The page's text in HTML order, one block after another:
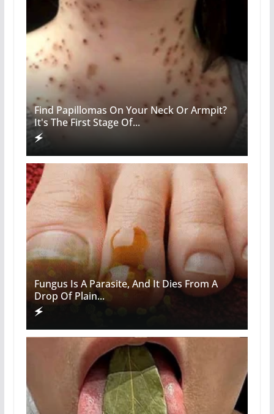
Find Papillomas On Your Neck Or Armpit?
It's The First Stage Of...
Fungus Is A Parasite, And It Dies From A
Drop Of Plain...